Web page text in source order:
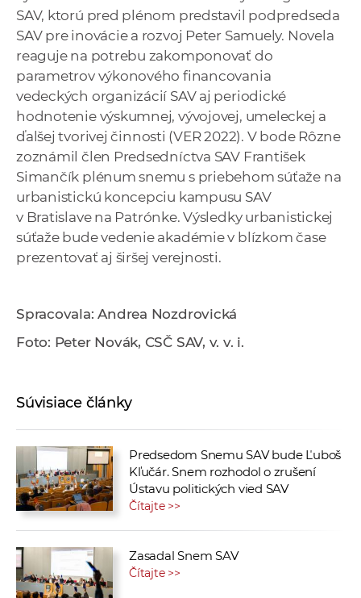
SAV, ktorú pred plénom predstavil podpredseda
SAV pre inovácie a rozvoj Peter Samuely. Novela
reaguje na potrebu zakomponovať do
parametrov výkonového financovania
vedeckých organizácií SAV aj periodické
hodnotenie výskumnej, vývojovej, umeleckej a
ďalšej tvorivej činnosti (VER 2022). V bode Rôzne
zoznámil člen Predsedníctva SAV František
Simančík plénum snemu s priebehom súťaže na
urbanistickú koncepciu kampusu SAV
v Bratislave na Patrónke. Výsledky urbanistickej
súťaže bude vedenie akadémie v blízkom čase
prezentovať aj širšej verejnosti.
Spracovala: Andrea Nozdrovická
Foto: Peter Novák, CSČ SAV, v. v. i.
Súvisiace články
Predsedom Snemu SAV bude Ľuboš
Kľučár. Snem rozhodol o zrušení
Ústavu politických vied SAV
Čítajte >>
Zasadal Snem SAV
Čítajte >>